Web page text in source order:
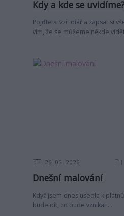
Kdy a kde se
Pojďte si vzít diář a zapsat si
vím, že se můžeme někde
26 05 2026
Dnešní malování
Když jsem dnes usedla k
bude dít, co bude vznikat....